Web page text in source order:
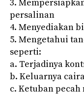
3.
persalinan
4. Menyediakan
5. Mengetahui
seperti:
a. Terjadinya
b. Keluarnya
c. Ketuban